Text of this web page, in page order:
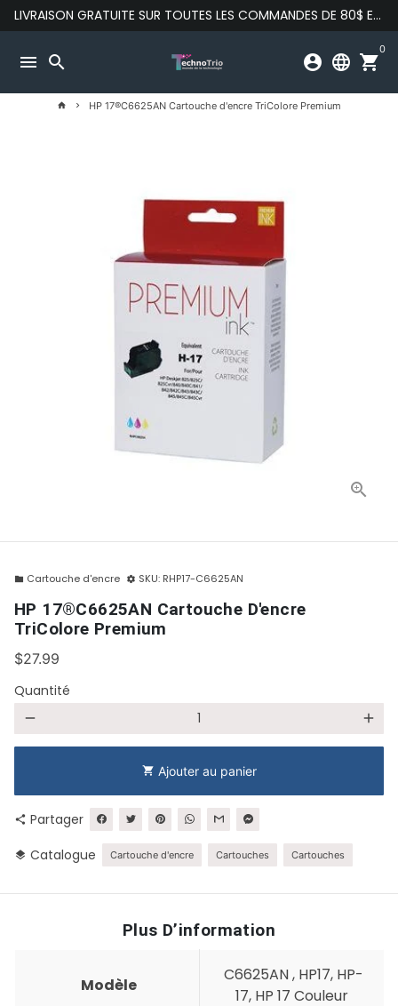
Passer
au
LIVRAISON GRATUITE SUR TOUTES LES COMMANDES DE 80$ ET PLUS
menu search account_circle language shopping_cart
0
home keyboard_arrow_right HP 17®C6625AN Cartouche d'encre TriColore Premium
folder Cartouche d'encre settings SKU: RHP17-C6625AN
HP 17®C6625AN Cartouche D'encre
TriColore Premium
$27.99
Quantité
remove add
shopping_cart Ajouter au panier
share Partager
layers Catalogue Cartouche d'encre Cartouches Cartouches
Plus D’information
Modèle
C6625AN , HP17, HP-
17, HP 17 Couleur